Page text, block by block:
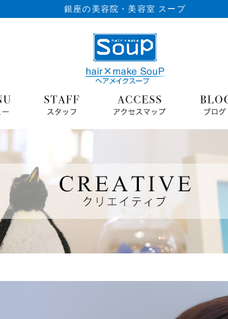
銀座の美容院・美容室 スープ